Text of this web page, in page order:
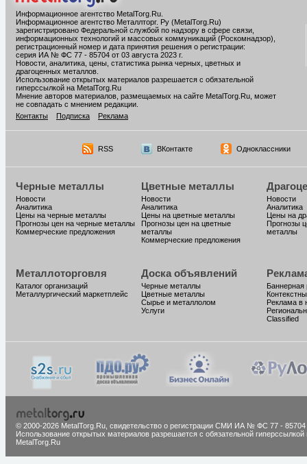
Информационное агентство MetalTorg.Ru
Информационное агентство Металлторг. Ру (MetalTorg.Ru)
зарегистрировано Федеральной службой по надзору в сфере связи,
информационных технологий и массовых коммуникаций (Роскомнадзор),
регистрационный номер и дата принятия решения о регистрации:
серия ИА № ФС 77 - 85704 от 03 августа 2023 г.
Новости, аналитика, цены, статистика рынка черных, цветных и
драгоценных металлов.
Использование открытых материалов разрешается с обязательной
гиперссылкой на MetalTorg.Ru
Мнение авторов материалов, размещаемых на сайте MetalTorg.Ru, может
не совпадать с мнением редакции.
Контакты
Подписка Реклама
RSS ВКонтакте Одноклассники
Черные металлы
Новости
Аналитика
Цены на черные металлы
Прогнозы цен на черные металлы
Коммерческие предложения
Цветные металлы
Новости
Аналитика
Цены на цветные металлы
Прогнозы цен на цветные
металлы
Коммерческие предложения
Новости
Аналитика
Цены на
Прогнозы
металлы
Металлоторговля
Каталог организаций
Металлургический маркетплейс
Доска объявлений
Черные металлы
Цветные металлы
Сырье и металлолом
Услуги
Баннерная
Реклама в
Classified
© 2000-2026 MetalTorg.Ru, cвидетельство о регистрации СМИ ИА № ФС 77 - 85704
Использование открытых материалов разрешается с обязательной гиперссылкой
MetalTorg.Ru